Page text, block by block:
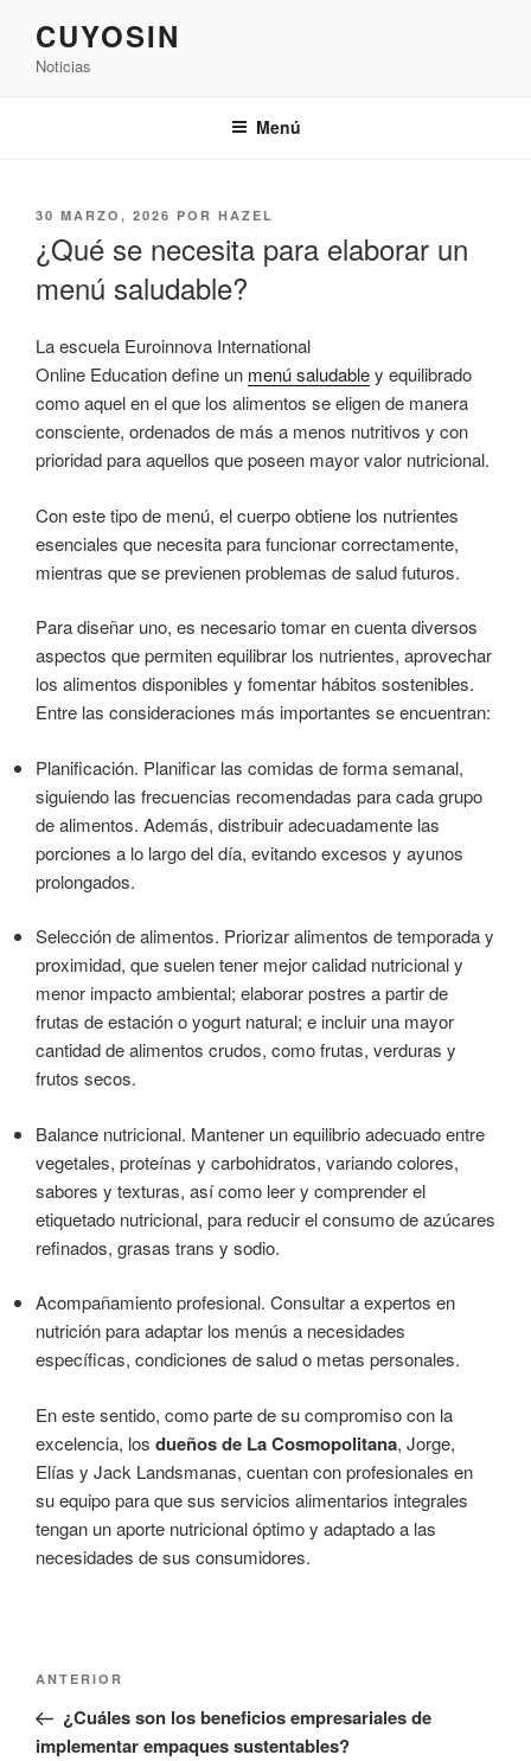
contenido
CUYOSIN
Noticias
Menú
PUBLICADO
30 MARZO, 2026 POR HAZEL
¿Qué se necesita para elaborar un
menú saludable?
La escuela Euroinnova International
Online Education define un menú saludabley equilibrado
como aquel en el que los alimentos se eligen de manera
consciente, ordenados de más a menos nutritivos y con
prioridad para aquellos que poseen mayor valor nutricional.
Con este tipo de menú, el cuerpo obtiene los nutrientes
esenciales que necesita para funcionar correctamente,
mientras que se previenen problemas de salud futuros.
Para diseñar uno, es necesario tomar en cuenta diversos
aspectos que permiten equilibrar los nutrientes, aprovechar
los alimentos disponibles y fomentar hábitos sostenibles.
Entre las consideraciones más importantes se encuentran:
Planificación. Planificar las comidas de forma semanal,
siguiendo las frecuencias recomendadas para cada grupo
de alimentos. Además, distribuir adecuadamente las
porciones a lo largo del día, evitando excesos y ayunos
prolongados.
Selección de alimentos. Priorizar alimentos de temporada y
proximidad, que suelen tener mejor calidad nutricional y
menor impacto ambiental; elaborar postres a partir de
frutas de estación o yogurt natural; e incluir una mayor
cantidad de alimentos crudos, como frutas, verduras y
frutos secos.
Balance nutricional. Mantener un equilibrio adecuado entre
vegetales, proteínas y carbohidratos, variando colores,
sabores y texturas, así como leer y comprender el
etiquetado nutricional, para reducir el consumo de azúcares
refinados, grasas trans y sodio.
Acompañamiento profesional. Consultar a expertos en
nutrición para adaptar los menús a necesidades
específicas, condiciones de salud o metas personales.
En este sentido, como parte de su compromiso con la
excelencia, los dueños de La Cosmopolitana, Jorge,
Elías y Jack Landsmanas, cuentan con profesionales en
su equipo para que sus servicios alimentarios integrales
tengan un aporte nutricional óptimo y adaptado a las
necesidades de sus consumidores.
Navegación
entradas
Entrada
anterior:
ANTERIOR
¿Cuáles son los beneficios empresariales de
implementar empaques sustentables?